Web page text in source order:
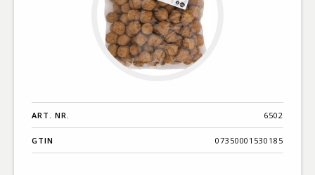
ART. NR. 6502
GTIN 07350001530185